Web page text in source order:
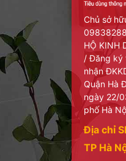
Chủ sở
HỘ KINH
/ Đăng ký
nhận
Quận Hà
ngày 22/
phố Hà
Địa chỉ
TP Hà